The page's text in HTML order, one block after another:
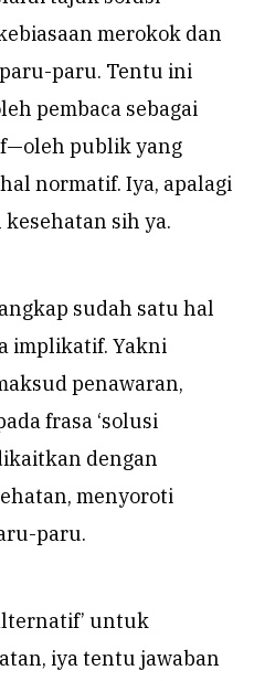
merokok dan
paru. Tentu ini
pembaca sebagai
publik yang
normatif. Iya, apalagi
sih ya.
sudah satu hal
implikatif. Yakni
penawaran,
frasa ‘solusi
dengan
menyoroti
paru.
untuk
iya tentu jawaban